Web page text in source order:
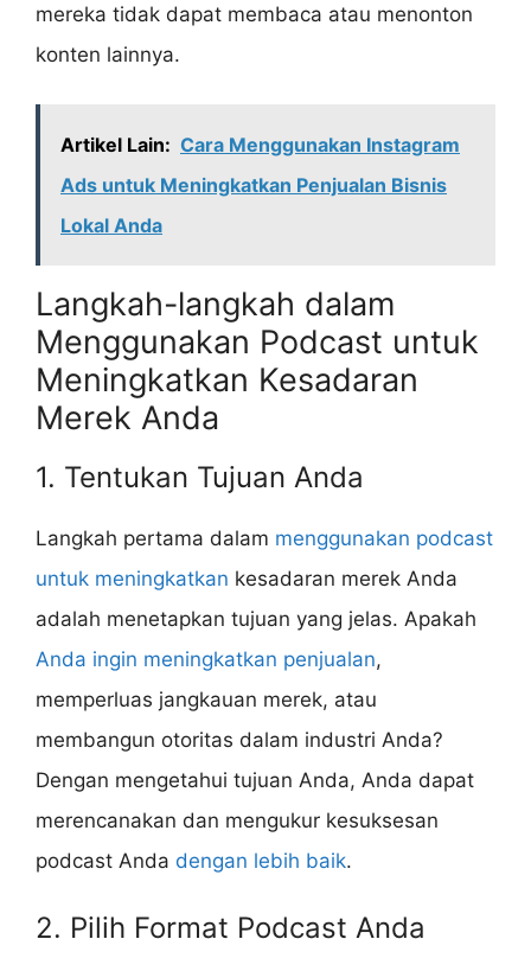
mereka tidak dapat membaca atau menonton
konten lainnya.
Artikel Lain: Cara Menggunakan Instagram
Ads untuk Meningkatkan Penjualan Bisnis
Lokal Anda
Langkah-langkah dalam
Menggunakan Podcast untuk
Meningkatkan Kesadaran
Merek Anda
1. Tentukan Tujuan Anda
Langkah pertama dalam menggunakan podcast
untuk meningkatkan kesadaran merek Anda
adalah menetapkan tujuan yang jelas. Apakah
Anda ingin meningkatkan penjualan,
memperluas jangkauan merek, atau
membangun otoritas dalam industri Anda?
Dengan mengetahui tujuan Anda, Anda dapat
merencanakan dan mengukur kesuksesan
podcast Anda dengan lebih baik.
2. Pilih Format Podcast Anda